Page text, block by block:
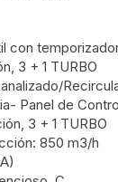
con
3 + 1 TURBO
Panel de
3 + 1 TURBO
850 m3/h